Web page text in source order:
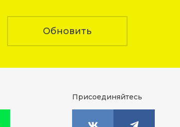
Обновить
Присоединяйтесь